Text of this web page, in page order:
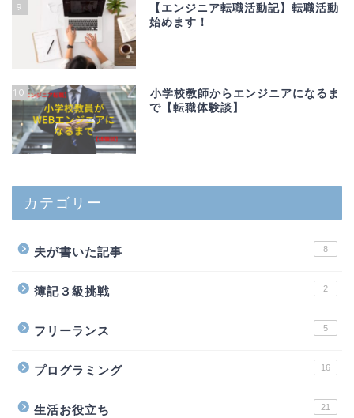
9
【エンジニア転職活動記】転職活動
始めます！
10
小学校教師からエンジニアになるま
で【転職体験談】
カテゴリー
夫が書いた記事 8
簿記３級挑戦 2
フリーランス 5
プログラミング 16
生活お役立ち 21